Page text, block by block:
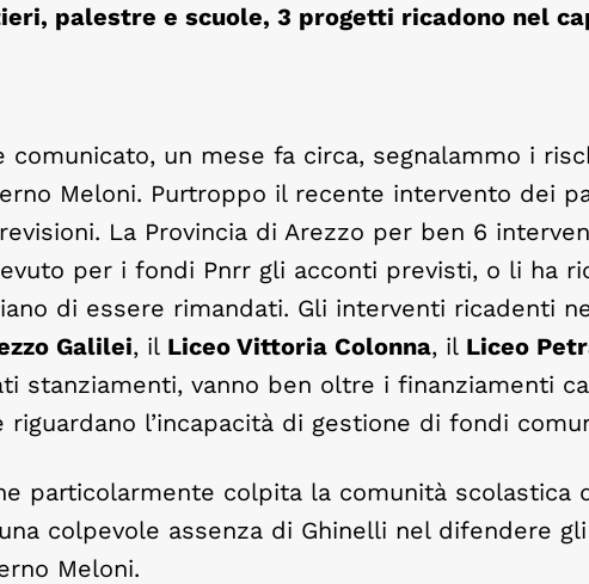
palestre e scuole, 3 progetti ricadono nel
comunicato, un mese fa circa, segnalammo i
Meloni. Purtroppo il recente intervento dei
La Provincia di Arezzo per ben 6
per i fondi Pnrr gli acconti previsti, o li ha
di essere rimandati. Gli interventi ricadenti
Galilei, il Liceo Vittoria Colonna, il Liceo
stanziamenti, vanno ben oltre i finanziamenti
riguardano l’incapacità di gestione di fondi
particolarmente colpita la comunità scolastica
colpevole assenza di Ghinelli nel difendere
Meloni.